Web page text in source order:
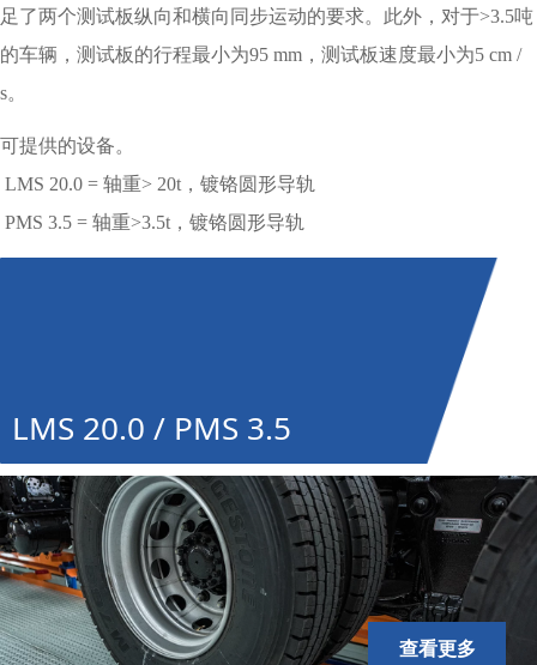
足了两个测试板纵向和横向同步运动的要求。此外，对于>3.5吨
的车辆，测试板的行程最小为95 mm，测试板速度最小为5 cm /
s。
可提供的设备。
LMS 20.0 = 轴重> 20t，镀铬圆形导轨
PMS 3.5 = 轴重>3.5t，镀铬圆形导轨
LMS 20.0 / PMS 3.5
查看更多